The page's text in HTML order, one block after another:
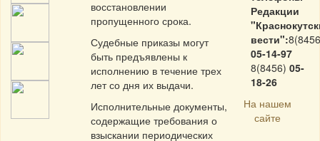
восстановлении
пропущенного срока.
Судебные приказы могут
быть предъявлены к
исполнению в течение трех
лет со дня их выдачи.
Исполнительные документы,
содержащие требования о
взыскании периодических
Редакции
вести":
05-14-97
8(8456) 05-
18-26
На нашем
сайте